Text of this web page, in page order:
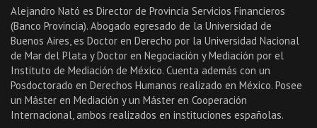
Alejandro Nató es Director de Provincia Servicios Financieros
(Banco Provincia). Abogado egresado de la Universidad de
Buenos Aires, es Doctor en Derecho por la Universidad Nacional
de Mar del Plata y Doctor en Negociación y Mediación por el
Instituto de Mediación de México. Cuenta además con un
Posdoctorado en Derechos Humanos realizado en México. Posee
un Máster en Mediación y un Máster en Cooperación
Internacional, ambos realizados en instituciones españolas.